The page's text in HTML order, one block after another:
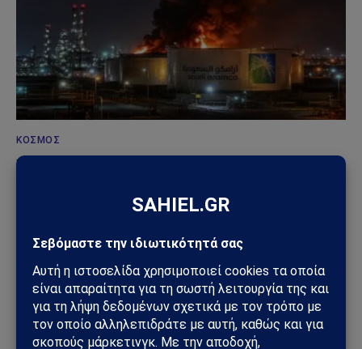
ΚΌΣΜΟΣ
Χούθι χτύπησαν την ενεργειακή καρδιά της
διυλιστήριο της Aramco στην Τζαζάν